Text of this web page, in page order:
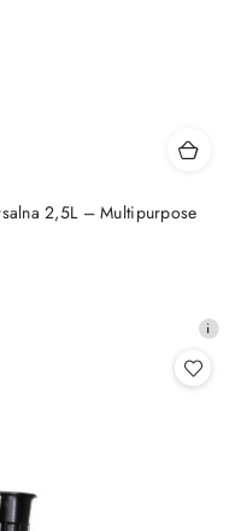
2,5L – Multipurpose